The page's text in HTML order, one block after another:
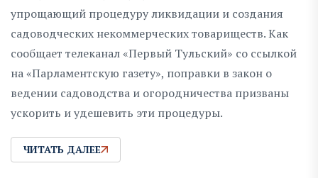
упрощающий процедуру ликвидации и создания
садоводческих некоммерческих товариществ. Как
сообщает телеканал «Первый Тульский» со ссылкой
на «Парламентскую газету», поправки в закон о
ведении садоводства и огородничества призваны
ускорить и удешевить эти процедуры.
ЧИТАТЬ ДАЛЕЕ